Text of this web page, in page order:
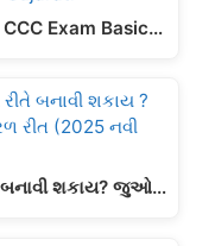
| CCC Exam Basic…
બનાવી શકાય? જુઓ…